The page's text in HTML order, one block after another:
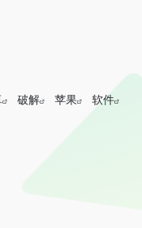
破解 苹果
软件